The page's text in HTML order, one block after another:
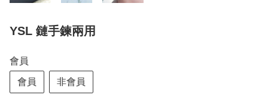
YSL 鏈手鍊兩用
會員
會員 非會員